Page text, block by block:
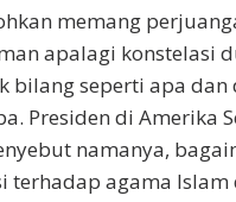
memang
apalagi konstelasi
bilang seperti apa dan
Presiden di Amerika
namanya,
terhadap agama Islam